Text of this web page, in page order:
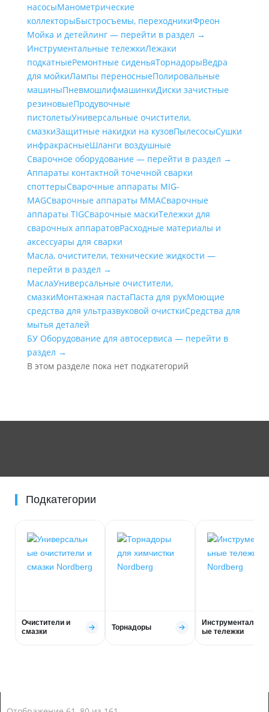
насосыМанометрические
коллекторыБыстросъемы, переходникиФреон
Мойка и детейлинг — перейти в раздел →
Инструментальные тележкиЛежаки
подкатныеРемонтные сиденьяТорнадорыВедра
для мойкиЛампы переносныеПолировальные
машиныПневмошлифмашинкиДиски зачистные
резиновыеПродувочные
пистолетыУниверсальные очистители,
смазкиЗащитные накидки на кузовПылесосыСушки
инфракрасныеШланги воздушные
Сварочное оборудование — перейти в раздел →
Аппараты контактной точечной сварки
cпоттерыСварочные аппараты MIG-
MAGСварочные аппараты MMAСварочные
аппараты TIGСварочные маскиТележки для
сварочных аппаратовРасходные материалы и
аксессуары для сварки
Масла, очистители, технические жидкости —
перейти в раздел →
МаслаУниверсальные очистители,
смазкиМонтажная пастаПаста для рукМоющие
средства для ультразвуковой очисткиСредства для
мытья деталей
БУ Оборудование для автосервиса — перейти в
раздел →
В этом разделе пока нет подкатегорий
Подкатегории
Очистители и
смазки
Торнадоры
Инструментальн
ые тележки